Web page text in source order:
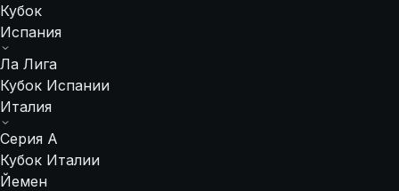
Кубок
Испания
Ла Лига
Кубок Испании
Италия
Серия А
Кубок Италии
Йемен